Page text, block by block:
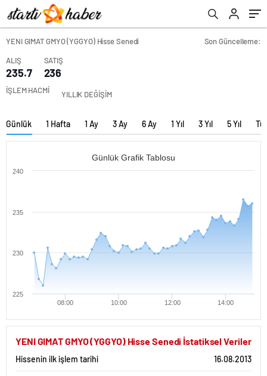
YENI GIMAT GMYO (YGGYO) Hisse Senedi
Son Güncelleme:
ALIŞ
235.7
SATIŞ
236
İŞLEM HACMİ YILLIK DEĞİŞİM
Günlük 1 Hafta 1 Ay 3 Ay 6 Ay 1 Yıl 3 Yıl 5 Yıl
Günlük Grafik Tablosu
08:00 10:00 12:00 14:00
225
230
235
240
YENI GIMAT GMYO (YGGYO) Hisse Senedi İstatiksel Veriler
Hissenin ilk işlem tarihi 16.08.2013